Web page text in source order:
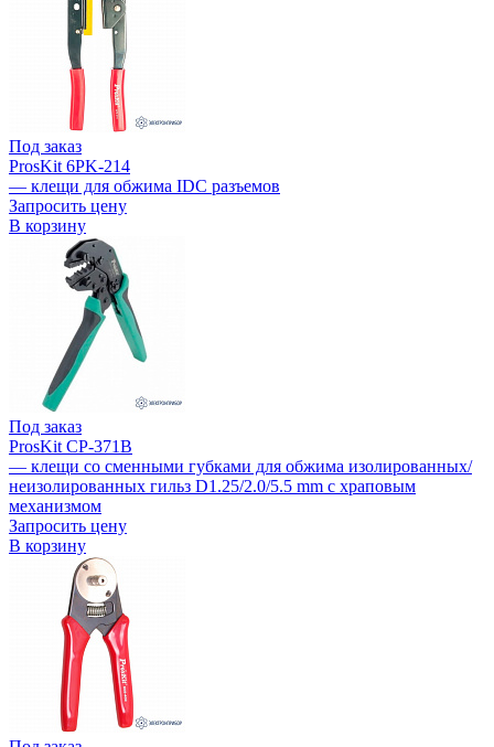
Под заказ
ProsKit 6PK-214
— клещи для обжима IDC разъемов
Запросить цену
В корзину
Под заказ
ProsKit CP-371B
— клещи со сменными губками для обжима изолированных/
неизолированных гильз D1.25/2.0/5.5 mm с храповым
механизмом
Запросить цену
В корзину